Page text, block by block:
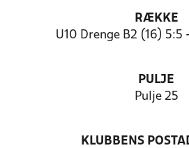
RÆKKE
U10 Drenge B2 (16)
PULJE
Pulje 25
KLUBBENS